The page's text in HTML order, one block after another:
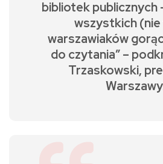
bibliotek publicznych
wszystkich
warszawiaków
do czytania” –
Trzaskowski,